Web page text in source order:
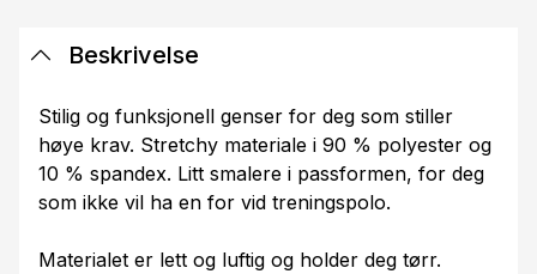
Beskrivelse
Stilig og funksjonell genser for deg som stiller
høye krav. Stretchy materiale i 90 % polyester og
10 % spandex. Litt smalere i passformen, for deg
som ikke vil ha en for vid treningspolo.
Materialet er lett og luftig og holder deg tørr.